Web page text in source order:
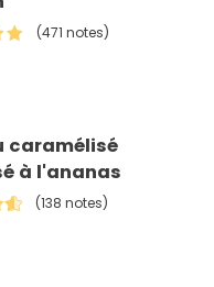
(471 notes)
caramélisé
à l'ananas
(138 notes)